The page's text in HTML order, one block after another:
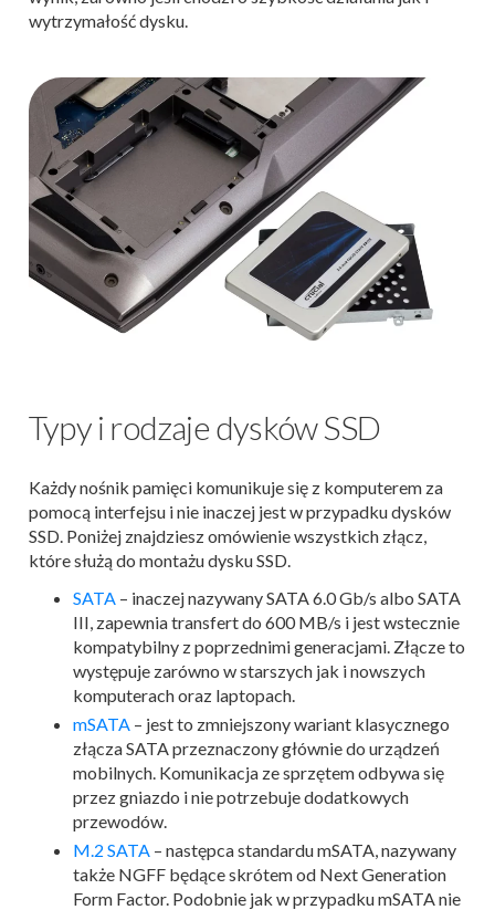
wytrzymałość dysku.
Typy i rodzaje dysków SSD
Każdy nośnik pamięci komunikuje się z komputerem za
pomocą interfejsu i nie inaczej jest w przypadku dysków
SSD. Poniżej znajdziesz omówienie wszystkich złącz,
które służą do montażu dysku SSD.
SATA – inaczej nazywany SATA 6.0 Gb/s albo SATA
III, zapewnia transfert do 600 MB/s i jest wstecznie
kompatybilny z poprzednimi generacjami. Złącze to
występuje zarówno w starszych jak i nowszych
komputerach oraz laptopach.
mSATA – jest to zmniejszony wariant klasycznego
złącza SATA przeznaczony głównie do urządzeń
mobilnych. Komunikacja ze sprzętem odbywa się
przez gniazdo i nie potrzebuje dodatkowych
przewodów.
M.2 SATA – następca standardu mSATA, nazywany
także NGFF będące skrótem od Next Generation
Form Factor. Podobnie jak w przypadku mSATA nie